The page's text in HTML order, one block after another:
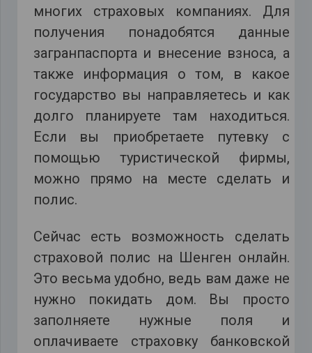
многих страховых компаниях. Для
получения понадобятся данные
загранпаспорта и внесение взноса, а
также информация о том, в какое
государство вы направляетесь и как
долго планируете там находиться.
Если вы приобретаете путевку с
помощью туристической фирмы,
можно прямо на месте сделать и
полис.
Сейчас есть возможность сделать
страховой полис на Шенген онлайн.
Это весьма удобно, ведь вам даже не
нужно покидать дом. Вы просто
заполняете нужные поля и
оплачиваете страховку банковской